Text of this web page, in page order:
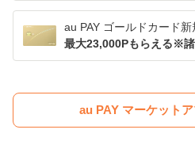
au PAY ゴールドカード
最大23,000Pもらえる※諸
au PAY マーケット